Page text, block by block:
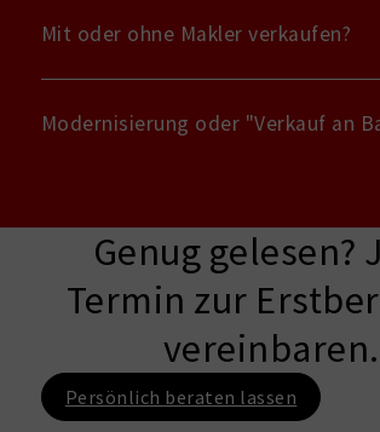
Mit oder ohne Makler verkaufen?
Modernisierung oder "Verkauf an
Genug gelesen?
Termin zur
vereinbaren.
Persönlich beraten lassen